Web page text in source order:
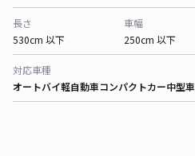
長さ
530cm 以下
車幅
250cm 以下
対応車種
オートバイ軽自動車コンパクトカー中型車